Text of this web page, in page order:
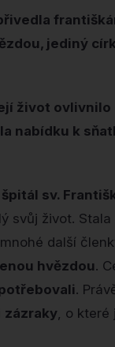
jediný
život
nabídku k
špitál sv.
svůj život. Stala
další
hvězdou.
.
zázraky, o které